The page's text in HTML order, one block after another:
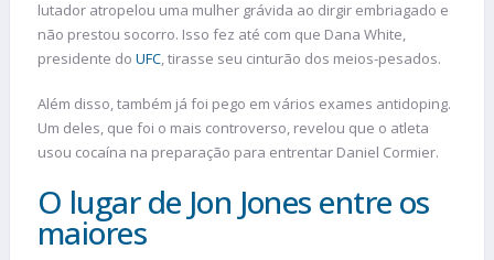
lutador atropelou uma mulher grávida ao dirgir embriagado e
não prestou socorro. Isso fez até com que Dana White,
presidente do UFC, tirasse seu cinturão dos meios-pesados.
Além disso, também já foi pego em vários exames antidoping.
Um deles, que foi o mais controverso, revelou que o atleta
usou cocaína na preparação para entrentar Daniel Cormier.
O lugar de Jon Jones entre os
maiores